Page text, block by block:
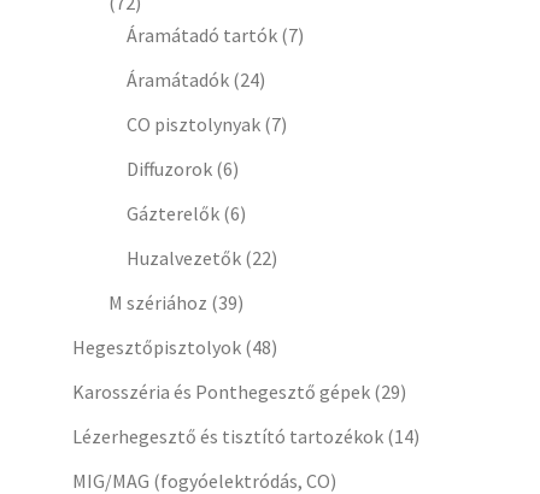
Áramátadó tartók (7)
Áramátadók (24)
CO pisztolynyak (7)
Diffuzorok (6)
Gázterelők (6)
Huzalvezetők (22)
M szériához (39)
Hegesztőpisztolyok (48)
Karosszéria és Ponthegesztő gépek (29)
Lézerhegesztő és tisztító tartozékok (14)
MIG/MAG (fogyóelektródás, CO)